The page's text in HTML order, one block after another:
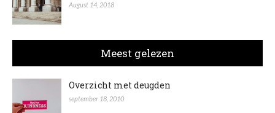
August 14, 2018
Meest gelezen
Overzicht met deugden
september 18, 2010